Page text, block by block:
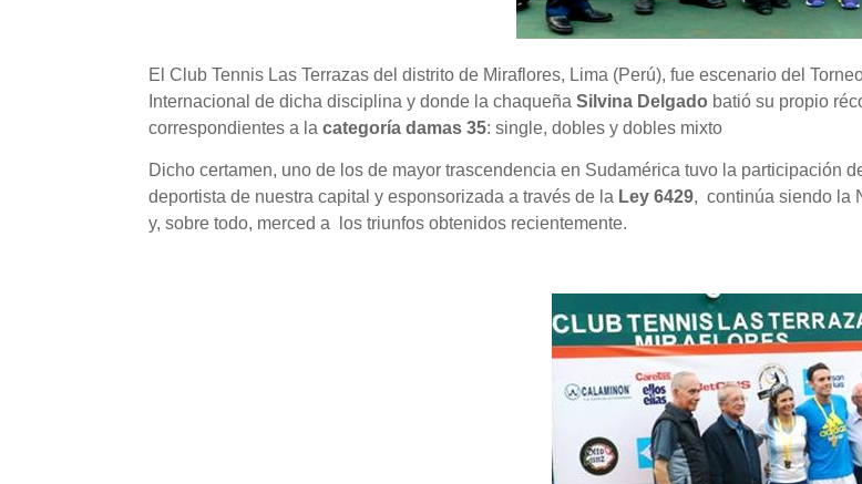
El Club Tennis Las Terrazas del distrito de Miraflores, Lima (Perú), fue escenario del
Internacional de dicha disciplina y donde la chaqueñaSilvina Delgado batió su propio
correspondientes a lacategoría damas 35: single, dobles y dobles mixto
Dicho certamen, uno de los de mayor trascendencia en Sudamérica tuvo la participación
deportista de nuestra capital y esponsorizada a través de la Ley 6429, continúa siendo la
y, sobre todo, merced a los triunfos obtenidos recientemente.